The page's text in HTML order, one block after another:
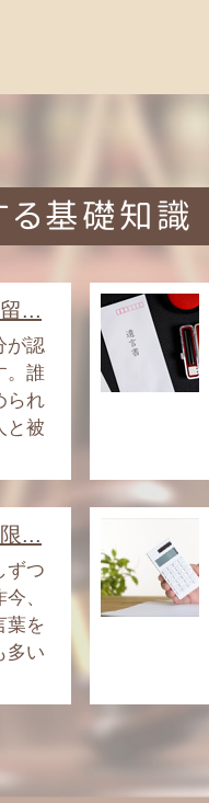
基礎知識
...
が認
。誰
られ
と被
...
ずつ
、
葉を
多い